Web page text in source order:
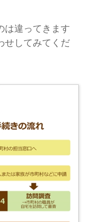
は違ってきます
せしてみてくだ